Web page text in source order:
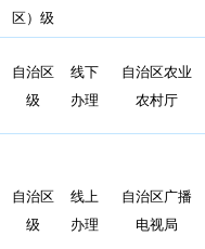
区）级
自治区
级
线下
办理
自治区农业
农村厅
自治区
级
线上
办理
自治区广播
电视局